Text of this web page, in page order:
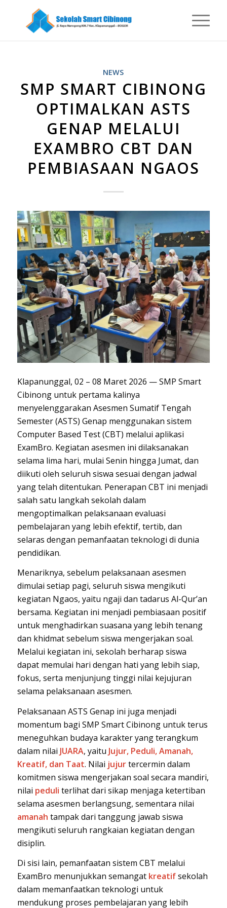
NEWS
SMP SMART CIBINONG
OPTIMALKAN ASTS
GENAP MELALUI
EXAMBRO CBT DAN
PEMBIASAAN NGAOS
Klapanunggal, 02 – 08 Maret 2026 — SMP Smart
Cibinong untuk pertama kalinya
menyelenggarakan Asesmen Sumatif Tengah
Semester (ASTS) Genap menggunakan sistem
Computer Based Test (CBT) melalui aplikasi
ExamBro. Kegiatan asesmen ini dilaksanakan
selama lima hari, mulai Senin hingga Jumat, dan
diikuti oleh seluruh siswa sesuai dengan jadwal
yang telah ditentukan. Penerapan CBT ini menjadi
salah satu langkah sekolah dalam
mengoptimalkan pelaksanaan evaluasi
pembelajaran yang lebih efektif, tertib, dan
selaras dengan pemanfaatan teknologi di dunia
pendidikan.
Menariknya, sebelum pelaksanaan asesmen
dimulai setiap pagi, seluruh siswa mengikuti
kegiatan Ngaos, yaitu ngaji dan tadarus Al-Qur’an
bersama. Kegiatan ini menjadi pembiasaan positif
untuk menghadirkan suasana yang lebih tenang
dan khidmat sebelum siswa mengerjakan soal.
Melalui kegiatan ini, sekolah berharap siswa
dapat memulai hari dengan hati yang lebih siap,
fokus, serta menjunjung tinggi nilai kejujuran
selama pelaksanaan asesmen.
Pelaksanaan ASTS Genap ini juga menjadi
momentum bagi SMP Smart Cibinong untuk terus
meneguhkan budaya karakter yang terangkum
dalam nilai JUARA, yaitu Jujur, Peduli, Amanah,
Kreatif, dan Taat. Nilai jujurtercermin dalam
komitmen siswa mengerjakan soal secara mandiri,
nilai peduli terlihat dari sikap menjaga ketertiban
selama asesmen berlangsung, sementara nilai
amanah tampak dari tanggung jawab siswa
mengikuti seluruh rangkaian kegiatan dengan
disiplin.
Di sisi lain, pemanfaatan sistem CBT melalui
ExamBro menunjukkan semangat kreatifsekolah
dalam memanfaatkan teknologi untuk
mendukung proses pembelajaran yang lebih